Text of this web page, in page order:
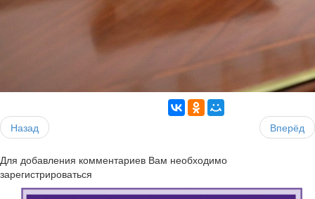
Назад Вперёд
Для добавления комментариев Вам необходимо
зарегистрироваться